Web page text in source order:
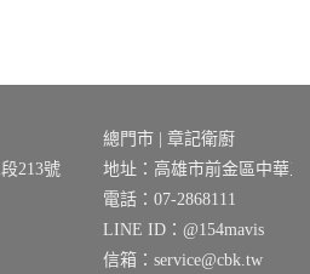
213號
總門市 | 章記衛廚
地址：高雄市前金區中華三
電話：07-2868111
LINE ID：@154mavis
信箱：service@cbk.tw